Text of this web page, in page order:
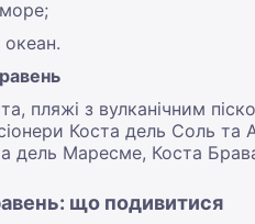
пляжі з вулканічним
Коста дель Соль та
дель Маресме, Коста
що подивитися